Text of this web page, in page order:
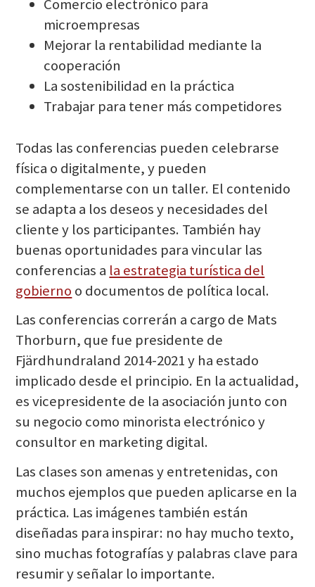
Comercio electrónico para
microempresas
Mejorar la rentabilidad mediante la
cooperación
La sostenibilidad en la práctica
Trabajar para tener más competidores
Todas las conferencias pueden celebrarse
física o digitalmente, y pueden
complementarse con un taller. El contenido
se adapta a los deseos y necesidades del
cliente y los participantes. También hay
buenas oportunidades para vincular las
conferencias a la estrategia turística del
gobierno o documentos de política local.
Las conferencias correrán a cargo de Mats
Thorburn, que fue presidente de
Fjärdhundraland 2014-2021 y ha estado
implicado desde el principio. En la actualidad,
es vicepresidente de la asociación junto con
su negocio como minorista electrónico y
consultor en marketing digital.
Las clases son amenas y entretenidas, con
muchos ejemplos que pueden aplicarse en la
práctica. Las imágenes también están
diseñadas para inspirar: no hay mucho texto,
sino muchas fotografías y palabras clave para
resumir y señalar lo importante.